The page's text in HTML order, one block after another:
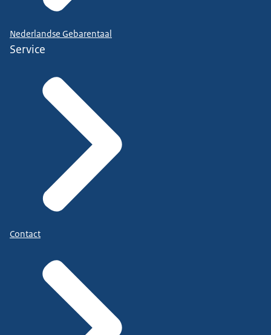
Nederlandse Gebarentaal
Service
Contact